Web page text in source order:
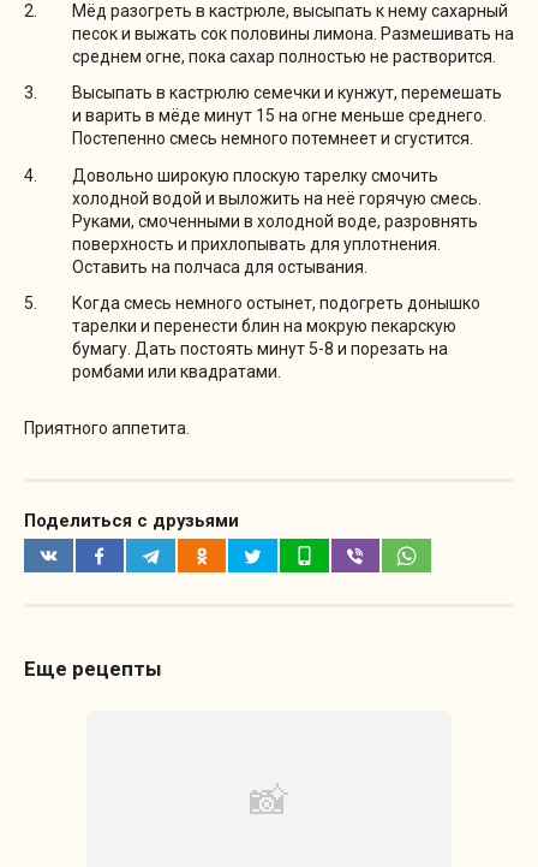
Мёд разогреть в кастрюле, высыпать к нему сахарный
песок и выжать сок половины лимона. Размешивать на
среднем огне, пока сахар полностью не растворится.
Высыпать в кастрюлю семечки и кунжут, перемешать
и варить в мёде минут 15 на огне меньше среднего.
Постепенно смесь немного потемнеет и сгустится.
Довольно широкую плоскую тарелку смочить
холодной водой и выложить на неё горячую смесь.
Руками, смоченными в холодной воде, разровнять
поверхность и прихлопывать для уплотнения.
Оставить на полчаса для остывания.
Когда смесь немного остынет, подогреть донышко
тарелки и перенести блин на мокрую пекарскую
бумагу. Дать постоять минут 5-8 и порезать на
ромбами или квадратами.
Приятного аппетита.
Поделиться с друзьями
Еще рецепты